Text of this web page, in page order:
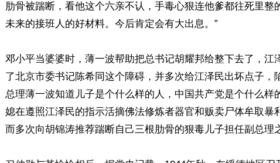
肋骨被踹断，看他这个六亲不认，手毒心狠连他爹都往死里整
未来的接班人的好材料。今后肯定会有大出息。”
邓小平当婆婆时，薄一波帮助把总书记胡耀邦给整下去了，江
了北京市委书记陈希同这个障碍，并多次给江泽民出坏点子，
总理薄一波知道儿子是个什么样的人，中国共产党是个什么样
媳在遵照江泽民的指示活摘佛法修炼者器官和贩卖尸体牟取暴
而多次向胡锦涛推荐踹断自己三根肋骨的狠毒儿子担任副总理